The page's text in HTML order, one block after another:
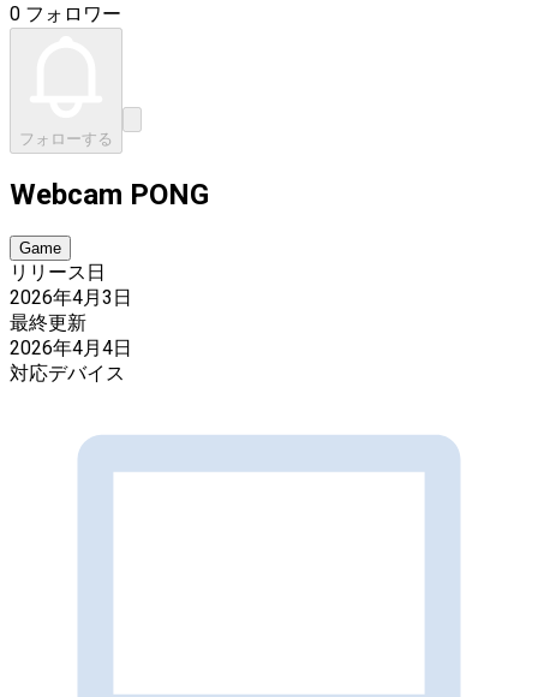
0 フォロワー
フォローする
Webcam PONG
Game
リリース日
2026年4月3日
最終更新
2026年4月4日
対応デバイス